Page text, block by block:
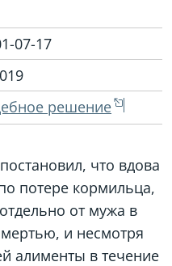
07-17
решение
что вдова
потере кормильца,
от мужа в
и несмотря
алименты в течение